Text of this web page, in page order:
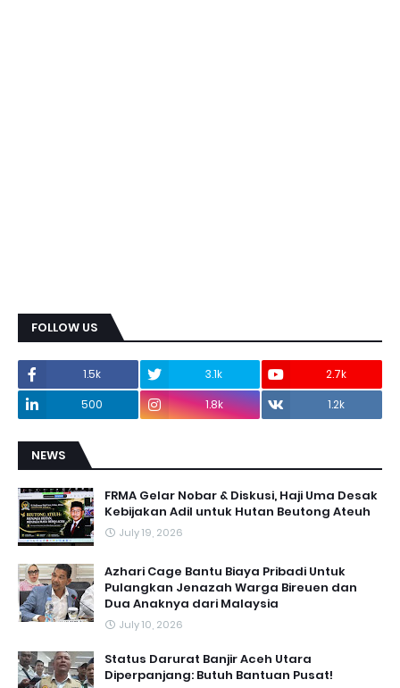
FOLLOW US
1.5k 3.1k
2.7k
500
1.8k 1.2k
NEWS
FRMA Gelar Nobar & Diskusi, Haji Uma Desak
Kebijakan Adil untuk Hutan Beutong Ateuh
July 19, 2026
Azhari Cage Bantu Biaya Pribadi Untuk
Pulangkan Jenazah Warga Bireuen dan
Dua Anaknya dari Malaysia
July 10, 2026
Status Darurat Banjir Aceh Utara
Diperpanjang: Butuh Bantuan Pusat!